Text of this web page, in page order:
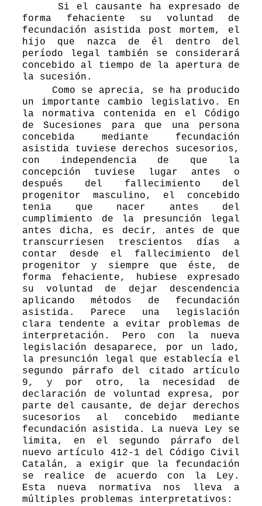
Si el causante ha expresado de
forma fehaciente su voluntad de
fecundación asistida post mortem, el
hijo que nazca de él dentro del
período legal también se considerará
concebido al tiempo de la apertura de
la sucesión.
Como se aprecia, se ha producido
un importante cambio legislativo. En
la normativa contenida en el Código
de Sucesiones para que una persona
concebida mediante fecundación
asistida tuviese derechos sucesorios,
con independencia de que la
concepción tuviese lugar antes o
después del fallecimiento del
progenitor masculino, el concebido
tenia que nacer antes del
cumplimiento de la presunción legal
antes dicha, es decir, antes de que
transcurriesen trescientos días a
contar desde el fallecimiento del
progenitor y siempre que éste, de
forma fehaciente, hubiese expresado
su voluntad de dejar descendencia
aplicando métodos de fecundación
asistida. Parece una legislación
clara tendente a evitar problemas de
interpretación. Pero con la nueva
legislación desaparece, por un lado,
la presunción legal que establecía el
segundo párrafo del citado artículo
9, y por otro, la necesidad de
declaración de voluntad expresa, por
parte del causante, de dejar derechos
sucesorios al concebido mediante
fecundación asistida. La nueva Ley se
limita, en el segundo párrafo del
nuevo artículo 412-1 del Código Civil
Catalán, a exigir que la fecundación
se realice de acuerdo con la Ley.
Esta nueva normativa nos lleva a
múltiples problemas interpretativos: